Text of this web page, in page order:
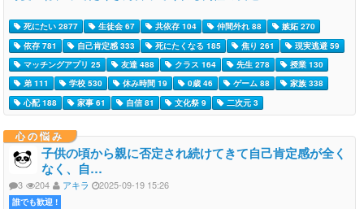
死にたい 2877 生徒会 67 共依存 104 仲間外れ 88
嫉妬 270
依存 781
自己肯定感 333 死にたくなる 185 焦り 261
現実逃避 59
マッチングアプリ 25
友達 488 クラス 164 先生 278
授業 130
弟 111
学校 530 休み時間 19 0歳 46 ゲーム 88
家族 338
心配 188
家事 61 自信 81 文化祭 9 二次元 3
心の悩み
子供の頃から親に否定され続けてきて自己肯定感が全く
なく、自…
3 204 アキラ 2025-09-19 15:26
誰でも歓迎 !